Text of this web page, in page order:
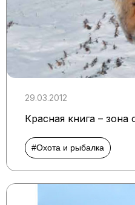
29.03.2012
Красная книга –
#Охота и рыбалка